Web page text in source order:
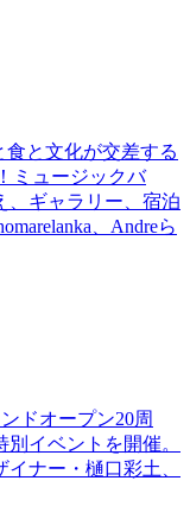
と⽂化が交差する
ミュージックバ
、ギャラリー、宿泊
、Andreら
ドオープン20周
イベントを開催。
ナー・樋口彩土、